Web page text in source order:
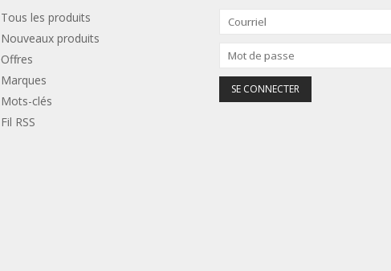
Tous les produits
Nouveaux produits
Offres
Marques
Mots-clés
Fil RSS